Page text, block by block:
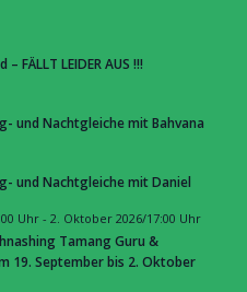
FÄLLT LEIDER AUS !!!
und Nachtgleiche mit Bahvana
und Nachtgleiche mit Daniel
Uhr- 2. Oktober 2026/17:00 Uhr
Tamang Guru &
19. September bis 2. Oktober